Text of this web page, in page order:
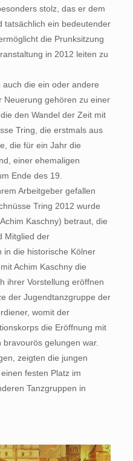
stolz, das er dem
tatsächlich ein bedeutender
die Prunksitzung
in 2012 leiten zu
die ein oder andere
Neuerung gehören zu einer
den Wandel der Zeit mit
Tring, die erstmals aus
die für ein Jahr die
einer ehemaligen
Ende des 19.
Arbeitgeber gefallen
Tring 2012 wurde
Kaschny) betraut, die
Mitglied der
in die historische Kölner
Achim Kaschny die
ihrer Vorstellung eröffnen
der Jugendtanzgruppe der
womit der
die Eröffnung mit
gelungen war.
zeigten die jungen
festen Platz im
Tanzgruppen in